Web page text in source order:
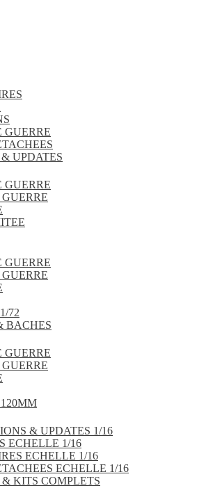
GUERRE
UPDATES
GUERRE
GUERRE
72
BACHES
GUERRE
& UPDATES 1/16
ECHELLE 1/16
ECHELLE 1/16
ECHELLE 1/16
KITS COMPLETS